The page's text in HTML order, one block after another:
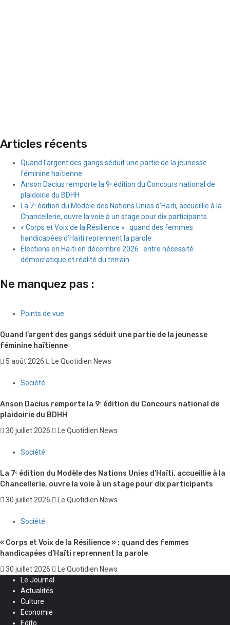
Articles récents
Quand l’argent des gangs séduit une partie de la jeunesse
féminine haïtienne
Anson Dacius remporte la 9ᵉ édition du Concours national de
plaidoirie du BDHH
La 7ᵉ édition du Modèle des Nations Unies d’Haïti, accueillie à la
Chancellerie, ouvre la voie à un stage pour dix participants
« Corps et Voix de la Résilience » : quand des femmes
handicapées d’Haïti reprennent la parole
Élections en Haïti en décembre 2026 : entre nécessité
démocratique et réalité du terrain
Ne manquez pas :
Points de vue
Quand l’argent des gangs séduit une partie de la jeunesse
féminine haïtienne
5 août 2026 Le Quotidien News
Société
Anson Dacius remporte la 9ᵉ édition du Concours national de
plaidoirie du BDHH
30 juillet 2026 Le Quotidien News
Société
La 7ᵉ édition du Modèle des Nations Unies d’Haïti, accueillie à la
Chancellerie, ouvre la voie à un stage pour dix participants
30 juillet 2026 Le Quotidien News
Société
« Corps et Voix de la Résilience » : quand des femmes
handicapées d’Haïti reprennent la parole
30 juillet 2026
Le Quotidien News
Le Journal
Actualités
Culture
Economie
Edito